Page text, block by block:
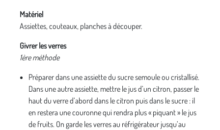
Matériel
Assiettes, couteaux, planches à découper.
Givrer les verres
1ère méthode
Préparer dans une assiette du sucre semoule ou cristallisé.
Dans une autre assiette, mettre le jus d’un citron, passer le
haut du verre d’abord dans le citron puis dans le sucre : il
en restera une couronne qui rendra plus « piquant » le jus
de fruits. On garde les verres au réfrigérateur jusqu’au